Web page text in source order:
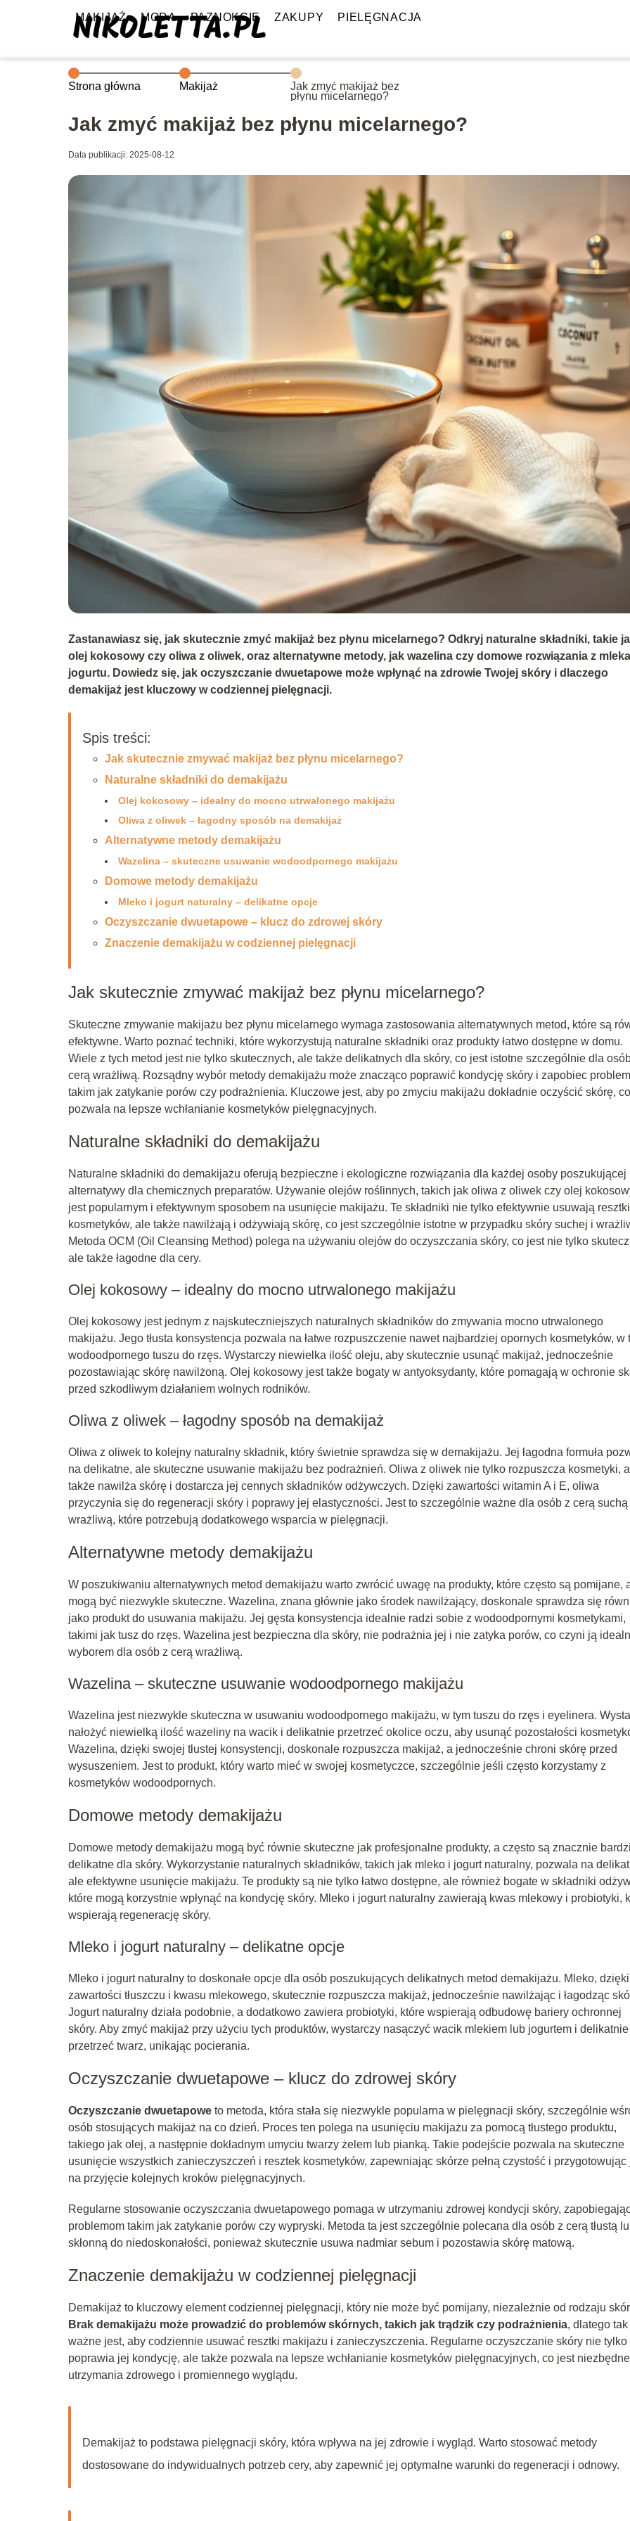
MAKIJAŻ MODA PAZNOKCIE ZAKUPY PIELĘGNACJA
Strona główna Makijaż
Jak zmyć makijaż bez
płynu micelarnego?
Jak zmyć makijaż bez płynu micelarnego?
Data publikacji: 2025-08-12
Zastanawiasz się, jak skutecznie zmyć makijaż bez płynu micelarnego? Odkryj naturalne składniki, takie
olej kokosowy czy oliwa z oliwek, oraz alternatywne metody, jak wazelina czy domowe rozwiązania z
jogurtu. Dowiedz się, jak oczyszczanie dwuetapowe może wpłynąć na zdrowie Twojej skóry i dlaczego
demakijaż jest kluczowy w codziennej pielęgnacji.
Spis treści:
Jak skutecznie zmywać makijaż bez płynu micelarnego?
Naturalne składniki do demakijażu
Olej kokosowy – idealny do mocno utrwalonego makijażu
Oliwa z oliwek – łagodny sposób na demakijaż
Alternatywne metody demakijażu
Wazelina – skuteczne usuwanie wodoodpornego makijażu
Domowe metody demakijażu
Mleko i jogurt naturalny – delikatne opcje
Oczyszczanie dwuetapowe – klucz do zdrowej skóry
Znaczenie demakijażu w codziennej pielęgnacji
Jak skutecznie zmywać makijaż bez płynu micelarnego?
Skuteczne zmywanie makijażu bez płynu micelarnego wymaga zastosowania alternatywnych metod, które są
efektywne. Warto poznać techniki, które wykorzystują naturalne składniki oraz produkty łatwo dostępne w domu.
Wiele z tych metod jest nie tylko skutecznych, ale także delikatnych dla skóry, co jest istotne szczególnie dla
cerą wrażliwą. Rozsądny wybór metody demakijażu może znacząco poprawić kondycję skóry i zapobiec
takim jak zatykanie porów czy podrażnienia. Kluczowe jest, aby po zmyciu makijażu dokładnie oczyścić skórę, co
pozwala na lepsze wchłanianie kosmetyków pielęgnacyjnych.
Naturalne składniki do demakijażu
Naturalne składniki do demakijażu oferują bezpieczne i ekologiczne rozwiązania dla każdej osoby poszukującej
alternatywy dla chemicznych preparatów. Używanie olejów roślinnych, takich jak oliwa z oliwek czy olej
jest popularnym i efektywnym sposobem na usunięcie makijażu. Te składniki nie tylko efektywnie usuwają resztki
kosmetyków, ale także nawilżają i odżywiają skórę, co jest szczególnie istotne w przypadku skóry suchej i
Metoda OCM (Oil Cleansing Method) polega na używaniu olejów do oczyszczania skóry, co jest nie tylko
ale także łagodne dla cery.
Olej kokosowy – idealny do mocno utrwalonego makijażu
Olej kokosowy jest jednym z najskuteczniejszych naturalnych składników do zmywania mocno utrwalonego
makijażu. Jego tłusta konsystencja pozwala na łatwe rozpuszczenie nawet najbardziej opornych kosmetyków, w
wodoodpornego tuszu do rzęs. Wystarczy niewielka ilość oleju, aby skutecznie usunąć makijaż, jednocześnie
pozostawiając skórę nawilżoną. Olej kokosowy jest także bogaty w antyoksydanty, które pomagają w ochronie
przed szkodliwym działaniem wolnych rodników.
Oliwa z oliwek – łagodny sposób na demakijaż
Oliwa z oliwek to kolejny naturalny składnik, który świetnie sprawdza się w demakijażu. Jej łagodna formuła
na delikatne, ale skuteczne usuwanie makijażu bez podrażnień. Oliwa z oliwek nie tylko rozpuszcza kosmetyki,
także nawilża skórę i dostarcza jej cennych składników odżywczych. Dzięki zawartości witamin A i E, oliwa
przyczynia się do regeneracji skóry i poprawy jej elastyczności. Jest to szczególnie ważne dla osób z cerą suchą
wrażliwą, które potrzebują dodatkowego wsparcia w pielęgnacji.
Alternatywne metody demakijażu
W poszukiwaniu alternatywnych metod demakijażu warto zwrócić uwagę na produkty, które często są pomijane,
mogą być niezwykle skuteczne. Wazelina, znana głównie jako środek nawilżający, doskonale sprawdza się
jako produkt do usuwania makijażu. Jej gęsta konsystencja idealnie radzi sobie z wodoodpornymi kosmetykami,
takimi jak tusz do rzęs. Wazelina jest bezpieczna dla skóry, nie podrażnia jej i nie zatyka porów, co czyni ją
wyborem dla osób z cerą wrażliwą.
Wazelina – skuteczne usuwanie wodoodpornego makijażu
Wazelina jest niezwykle skuteczna w usuwaniu wodoodpornego makijażu, w tym tuszu do rzęs i eyelinera.
nałożyć niewielką ilość wazeliny na wacik i delikatnie przetrzeć okolice oczu, aby usunąć pozostałości
Wazelina, dzięki swojej tłustej konsystencji, doskonale rozpuszcza makijaż, a jednocześnie chroni skórę przed
wysuszeniem. Jest to produkt, który warto mieć w swojej kosmetyczce, szczególnie jeśli często korzystamy z
kosmetyków wodoodpornych.
Domowe metody demakijażu
Domowe metody demakijażu mogą być równie skuteczne jak profesjonalne produkty, a często są znacznie
delikatne dla skóry. Wykorzystanie naturalnych składników, takich jak mleko i jogurt naturalny, pozwala na
ale efektywne usunięcie makijażu. Te produkty są nie tylko łatwo dostępne, ale również bogate w składniki
które mogą korzystnie wpłynąć na kondycję skóry. Mleko i jogurt naturalny zawierają kwas mlekowy i probiotyki,
wspierają regenerację skóry.
Mleko i jogurt naturalny – delikatne opcje
Mleko i jogurt naturalny to doskonałe opcje dla osób poszukujących delikatnych metod demakijażu. Mleko, dzięki
zawartości tłuszczu i kwasu mlekowego, skutecznie rozpuszcza makijaż, jednocześnie nawilżając i łagodząc
Jogurt naturalny działa podobnie, a dodatkowo zawiera probiotyki, które wspierają odbudowę bariery ochronnej
skóry. Aby zmyć makijaż przy użyciu tych produktów, wystarczy nasączyć wacik mlekiem lub jogurtem i delikatnie
przetrzeć twarz, unikając pocierania.
Oczyszczanie dwuetapowe – klucz do zdrowej skóry
Oczyszczanie dwuetapowe to metoda, która stała się niezwykle popularna w pielęgnacji skóry, szczególnie
osób stosujących makijaż na co dzień. Proces ten polega na usunięciu makijażu za pomocą tłustego produktu,
takiego jak olej, a następnie dokładnym umyciu twarzy żelem lub pianką. Takie podejście pozwala na skuteczne
usunięcie wszystkich zanieczyszczeń i resztek kosmetyków, zapewniając skórze pełną czystość i przygotowując
na przyjęcie kolejnych kroków pielęgnacyjnych.
Regularne stosowanie oczyszczania dwuetapowego pomaga w utrzymaniu zdrowej kondycji skóry,
problemom takim jak zatykanie porów czy wypryski. Metoda ta jest szczególnie polecana dla osób z cerą tłustą
skłonną do niedoskonałości, ponieważ skutecznie usuwa nadmiar sebum i pozostawia skórę matową.
Znaczenie demakijażu w codziennej pielęgnacji
Demakijaż to kluczowy element codziennej pielęgnacji, który nie może być pomijany, niezależnie od rodzaju
Brak demakijażu może prowadzić do problemów skórnych, takich jak trądzik czy podrażnienia, dlatego tak
ważne jest, aby codziennie usuwać resztki makijażu i zanieczyszczenia. Regularne oczyszczanie skóry nie tylko
poprawia jej kondycję, ale także pozwala na lepsze wchłanianie kosmetyków pielęgnacyjnych, co jest
utrzymania zdrowego i promiennego wyglądu.
Demakijaż to podstawa pielęgnacji skóry, która wpływa na jej zdrowie i wygląd. Warto stosować metody
dostosowane do indywidualnych potrzeb cery, aby zapewnić jej optymalne warunki do regeneracji i odnowy.